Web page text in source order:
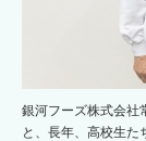
銀河フーズ株式会社
と、長年、高校生た